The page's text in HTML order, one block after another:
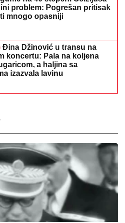
problem: Pogrešan pritisak
mnogo opasniji
Đina Džinović u transu na
koncertu: Pala na koljena
a haljina sa
izazvala lavinu